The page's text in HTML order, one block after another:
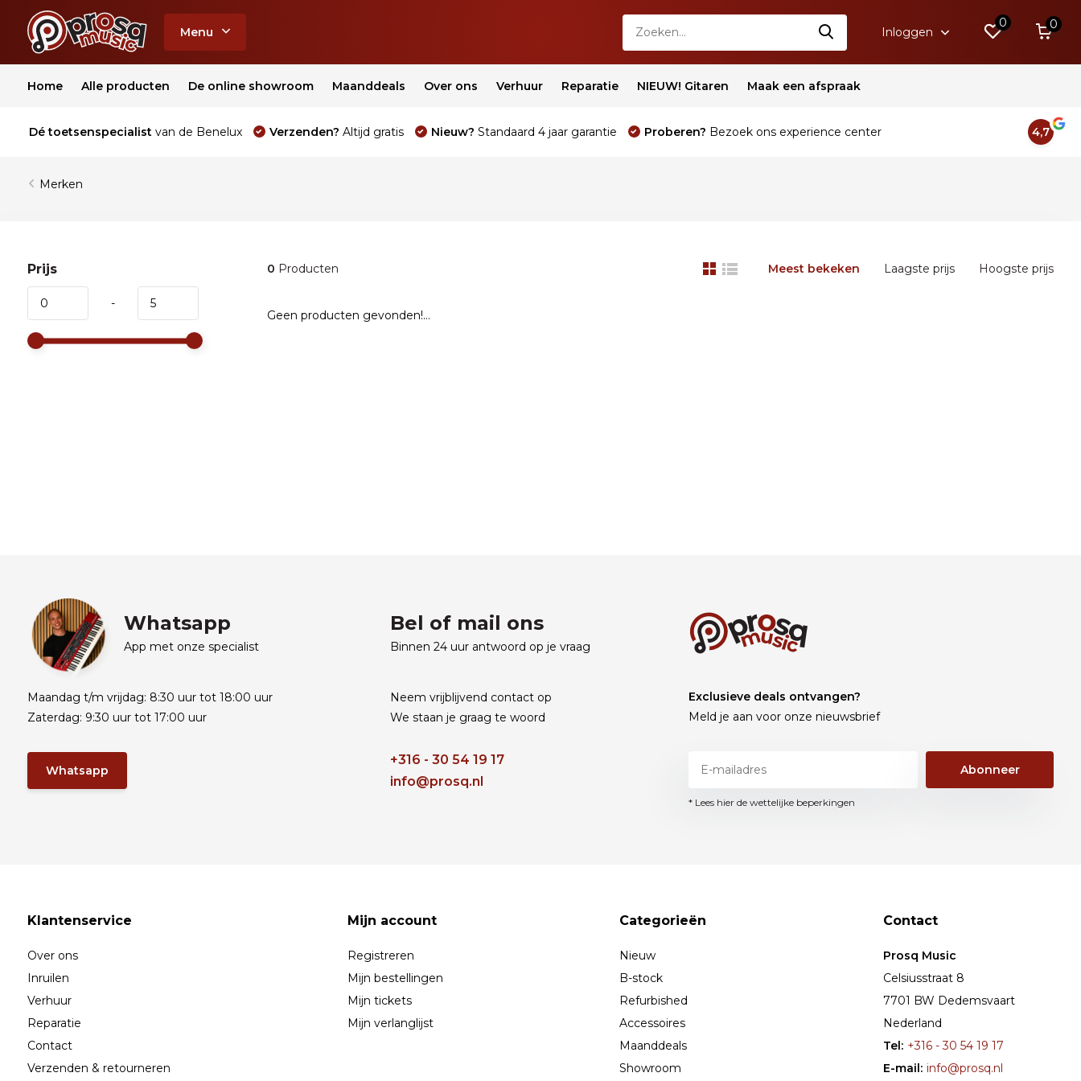
Menu Inloggen
0 0
Home Alle producten De online showroom Maanddeals Over ons Verhuur Reparatie NIEUW! Gitaren Maak een afspraak
Dé toetsenspecialist van de Benelux Verzenden? Altijd gratis Nieuw? Standaard 4 jaar garantie Proberen? Bezoek ons experience center 4,7
Merken
Prijs
-
0 Producten Meest bekeken Laagste prijs Hoogste prijs
Geen producten gevonden!...
Whatsapp
App met onze specialist
Maandag t/m vrijdag: 8:30 uur tot 18:00 uur
Zaterdag: 9:30 uur tot 17:00 uur
Whatsapp
Bel of mail ons
Binnen 24 uur antwoord op je vraag
Neem vrijblijvend contact op
We staan je graag te woord
+316 - 30 54 19 17
info@prosq.nl
Exclusieve deals ontvangen?
Meld je aan voor onze nieuwsbrief
Abonneer
* Lees hier de wettelijke beperkingen
Klantenservice
Over ons
Inruilen
Verhuur
Reparatie
Contact
Verzenden & retourneren
Mijn account
Registreren
Mijn bestellingen
Mijn tickets
Mijn verlanglijst
Categorieën
Nieuw
B-stock
Refurbished
Accessoires
Maanddeals
Showroom
Contact
Prosq Music
Celsiusstraat 8
7701 BW Dedemsvaart
Nederland
Tel: +316 - 30 54 19 17
E-mail: info@prosq.nl